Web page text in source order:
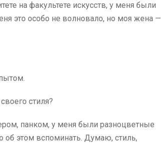
на факультете искусств, у меня были
это особо не волновало, но моя жена —
стиля?
панком, у меня были разноцветные
об этом вспоминать. Думаю, стиль,